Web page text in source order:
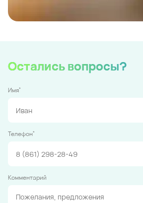
Остались вопросы?
Имя*
Телефон*
Комментарий